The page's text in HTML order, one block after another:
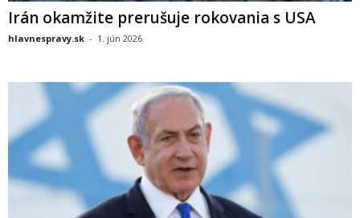
Irán okamžite prerušuje rokovania s USA
hlavnespravy.sk - 1. jún 2026